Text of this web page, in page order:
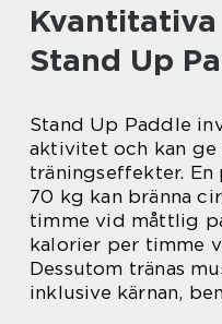
Stand Up
Stand Up Paddle
aktivitet och kan ge
träningseffekter. En
70 kg kan bränna
timme vid måttlig
kalorier per timme
Dessutom tränas
inklusive kärnan,